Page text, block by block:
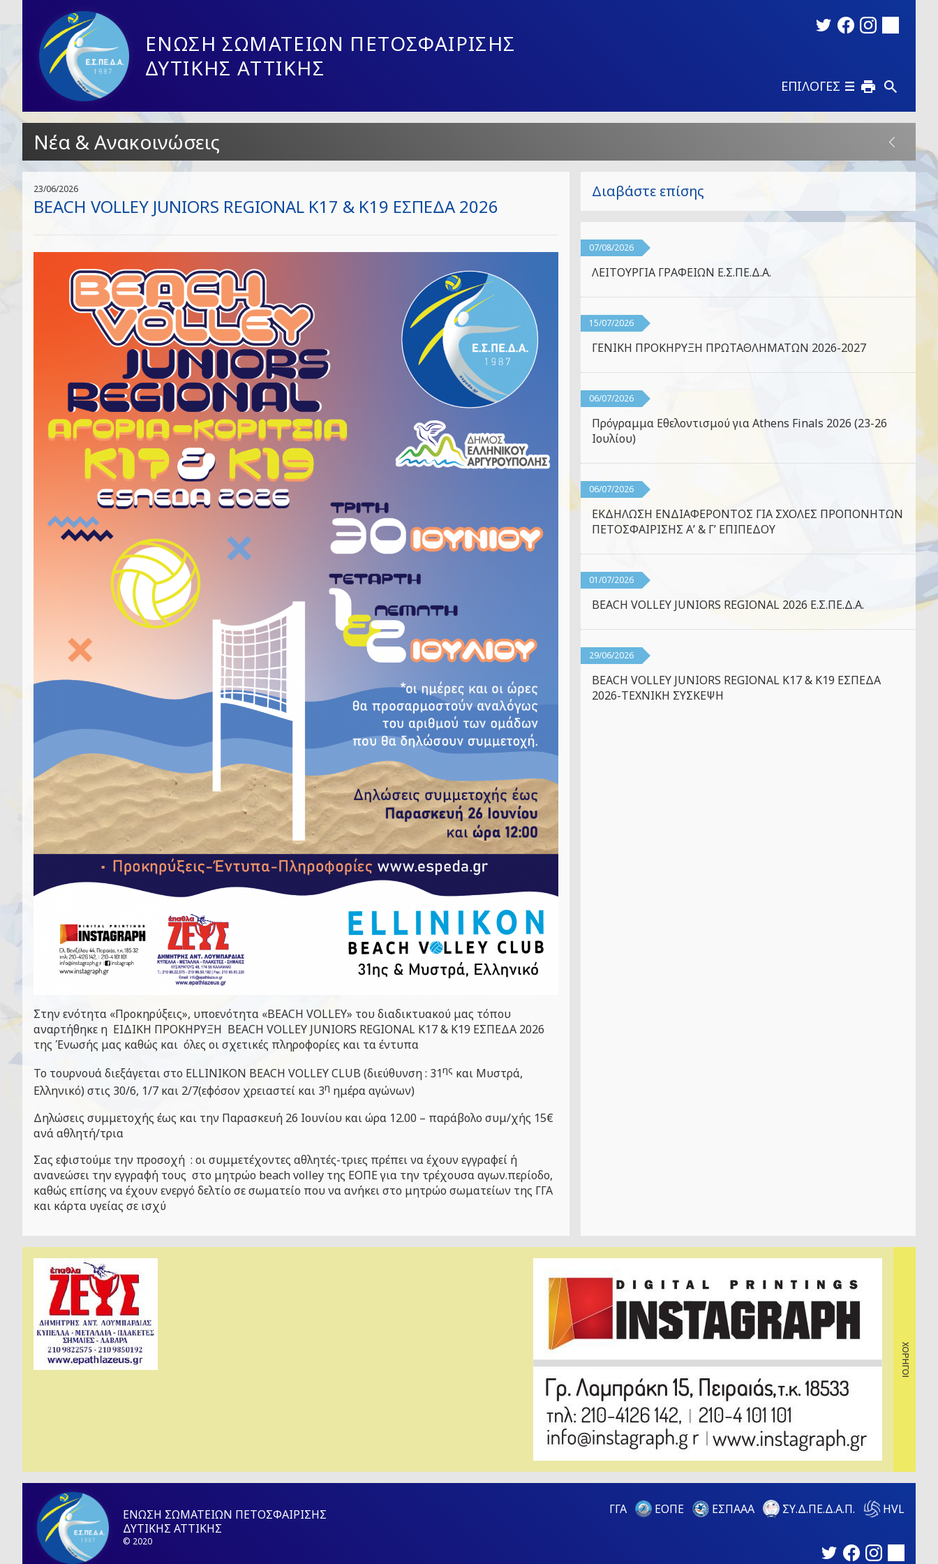
ΕΝΩΣΗ ΣΩΜΑΤΕΙΩΝ ΠΕΤΟΣΦΑΙΡΙΣΗΣ
ΔΥΤΙΚΗΣ ΑΤΤΙΚΗΣ
ΕΠΙΛΟΓΕΣ
Νέα & Ανακοινώσεις
23/06/2026
BEACH VOLLEY JUNIORS REGIONAL K17 & K19 ΕΣΠΕΔΑ 2026
Στην ενότητα «Προκηρύξεις», υποενότητα «BEACH VOLLEY» του διαδικτυακού μας τόπου
αναρτήθηκε η ΕΙΔΙΚΗ ΠΡΟΚΗΡΥΞΗ BEACH VOLLEY JUNIORS REGIONAL K17 & K19 ΕΣΠΕΔΑ 2026
της Ένωσής μας καθώς και όλες οι σχετικές πληροφορίες και τα έντυπα
Το τουρνουά διεξάγεται στο ELLINIKON BEACH VOLLEY CLUB (διεύθυνση : 31ης και Μυστρά,
Ελληνικό) στις 30/6, 1/7 και 2/7(εφόσον χρειαστεί και 3η ημέρα αγώνων)
Δηλώσεις συμμετοχής έως και την Παρασκευή 26 Ιουνίου και ώρα 12.00 – παράβολο συμ/χής 15€
ανά αθλητή/τρια
Σας εφιστούμε την προσοχή : οι συμμετέχοντες αθλητές-τριες πρέπει να έχουν εγγραφεί ή
ανανεώσει την εγγραφή τους στο μητρώο beach volley της ΕΟΠΕ για την τρέχουσα αγων.περίοδο,
καθώς επίσης να έχουν ενεργό δελτίο σε σωματείο που να ανήκει στο μητρώο σωματείων της ΓΓΑ
και κάρτα υγείας σε ισχύ
Διαβάστε επίσης
07/08/2026
ΛΕΙΤΟΥΡΓΙΑ ΓΡΑΦΕΙΩΝ Ε.Σ.ΠΕ.Δ.Α.
15/07/2026
ΓΕΝΙΚΗ ΠΡΟΚΗΡΥΞΗ ΠΡΩΤΑΘΛΗΜΑΤΩΝ 2026-2027
06/07/2026
Πρόγραμμα Εθελοντισμού για Athens Finals 2026 (23-26
Ιουλίου)
06/07/2026
ΕΚΔΗΛΩΣΗ ΕΝΔΙΑΦΕΡΟΝΤΟΣ ΓΙΑ ΣΧΟΛΕΣ ΠΡΟΠΟΝΗΤΩΝ
ΠΕΤΟΣΦΑΙΡΙΣΗΣ Α’ & Γ’ ΕΠΙΠΕΔΟΥ
01/07/2026
BEACH VOLLEY JUNIORS REGIONAL 2026 Ε.Σ.ΠΕ.Δ.Α.
29/06/2026
BEACH VOLLEY JUNIORS REGIONAL K17 & K19 ΕΣΠΕΔΑ
2026-ΤΕΧΝΙΚΗ ΣΥΣΚΕΨΗ
ΕΝΩΣΗ ΣΩΜΑΤΕΙΩΝ ΠΕΤΟΣΦΑΙΡΙΣΗΣ
ΔΥΤΙΚΗΣ ΑΤΤΙΚΗΣ
© 2020
ΓΓΑ ΕΟΠΕ ΕΣΠΑΑΑ ΣΥ.Δ.ΠΕ.Δ.Α.Π. HVL